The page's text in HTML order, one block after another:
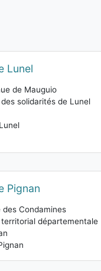
Lunel
de Mauguio
solidarités de Lunel
Pignan
Condamines
départementale